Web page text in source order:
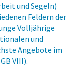
und Segeln)
Feldern der
Volljährige
und
Angebote im
VIII).